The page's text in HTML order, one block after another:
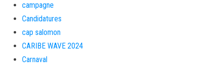
campagne
Candidatures
cap salomon
CARIBE WAVE 2024
Carnaval